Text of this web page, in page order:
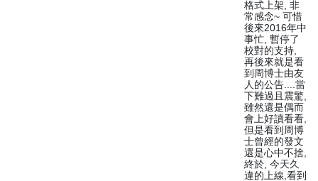
格式上架, 非
常感念~ 可惜
後來2016年中
事忙, 暫停了
校對的支持,
再後來就是看
到周博士由友
人的公告....當
下難過且震驚,
雖然還是偶而
會上好讀看看,
但是看到周博
士曾經的發文
還是心中不捨,
終於, 今天久
違的上線,看到